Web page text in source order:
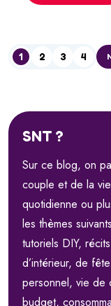
1 2 3 4
SNT ?
Sur ce blog, on
couple et de la
quotidienne ou
les thèmes
tutoriels DIY,
d’intérieur, de
personnel, vie de
budget,